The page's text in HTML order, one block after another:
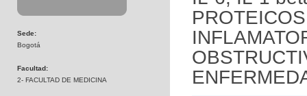
Sede:
Bogotá
Facultad:
2- FACULTAD DE MEDICINA